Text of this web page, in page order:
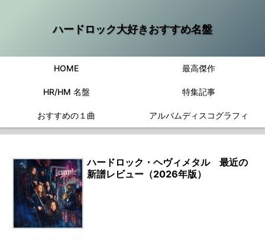
ハードロック大好きおすすめ名盤
HOME 最高傑作
HR/HM 名盤 特集記事
おすすめの１曲 アルバムディスコグラフィ
ハードロック・ヘヴィメタル 最近の
新譜レビュー（2026年版）